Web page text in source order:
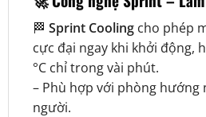
🏁 Sprint Coolingcho phép
cực đại ngay khi khởi động,
°C chỉ trong vài phút.
– Phù hợp với phòng hướng
người.